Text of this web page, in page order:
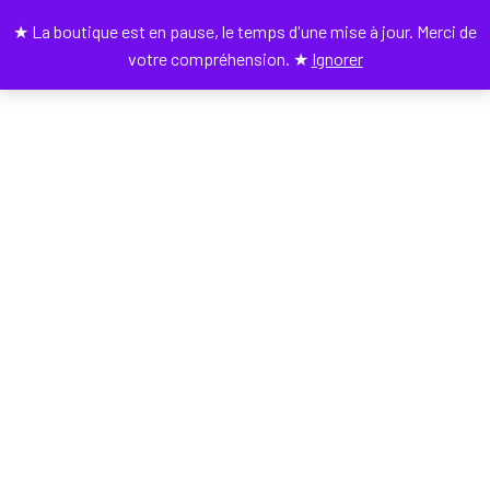
0
★ La boutique est en pause, le temps d'une mise à jour. Merci de
votre compréhension. ★ Ignorer